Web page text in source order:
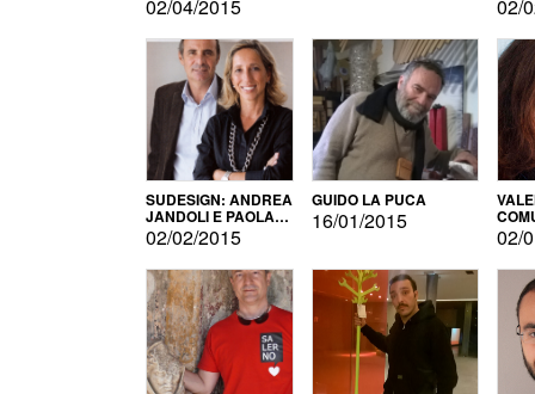
02/04/2015 02/
SUDESIGN: ANDREA
JANDOLI E PAOLA
PISAPIA
02/02/2015
GUIDO LA PUCA
16/01/2015
02/